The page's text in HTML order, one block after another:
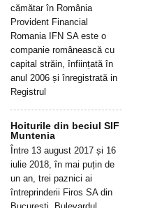
cămătar în România
Provident Financial
Romania IFN SA este o
companie românească cu
capital străin, înființată în
anul 2006 și înregistrată in
Registrul
Hoiturile din beciul SIF
Muntenia
Între 13 august 2017 și 16
iulie 2018, în mai puțin de
un an, trei paznici ai
întreprinderii Firos SA din